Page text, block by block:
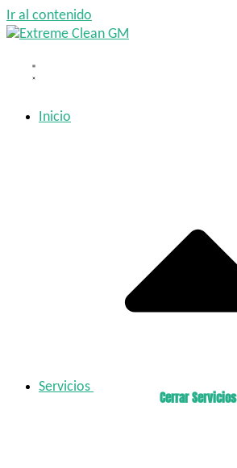
Ir al contenido
Inicio
Servicios
Cerrar Servicios